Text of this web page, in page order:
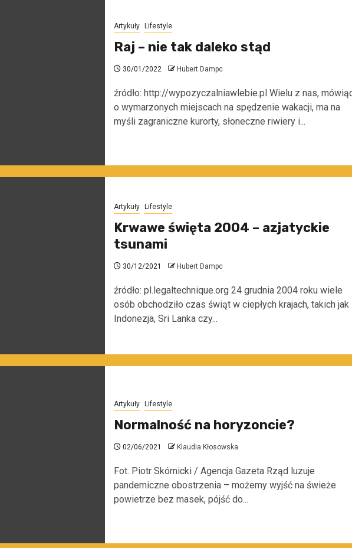
Artykuły Lifestyle
Raj – nie tak daleko stąd
30/01/2022 Hubert Dampc
źródło: http://wypozyczalniawlebie.pl Wielu z nas,
o wymarzonych miejscach na spędzenie wakacji, ma na
myśli zagraniczne kurorty, słoneczne riwiery i...
Artykuły Lifestyle
Krwawe święta 2004 – azjatyckie
tsunami
30/12/2021 Hubert Dampc
źródło: pl.legaltechnique.org 24 grudnia 2004 roku wiele
osób obchodziło czas świąt w ciepłych krajach, takich jak
Indonezja, Sri Lanka czy...
Artykuły Lifestyle
Normalność na horyzoncie?
02/06/2021 Klaudia Kłosowska
Fot. Piotr Skórnicki / Agencja Gazeta Rząd luzuje
pandemiczne obostrzenia – możemy wyjść na świeże
powietrze bez masek, pójść do...